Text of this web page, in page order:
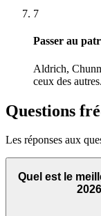
7
Passer au
Aldrich,
ceux des autres.
Questions
Les réponses aux
Quel est le